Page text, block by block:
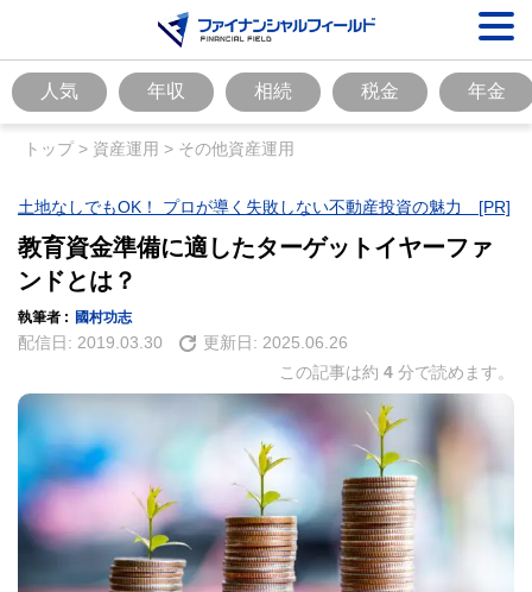
人気 年収 相続 税金 年金
トップ> 資産運用 > その他資産運用
土地なしでもOK！ プロが導く失敗しない不動産投資の魅力 [PR]
教育資金準備に適したターゲットイヤーファ
ンドとは？
執筆者 : 國村功志
配信日: 2019.03.30 更新日: 2025.06.26
この記事は約 4 分で読めます。